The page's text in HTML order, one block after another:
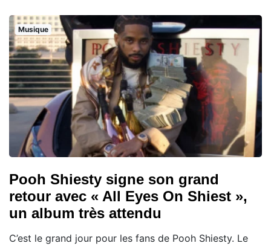
Musique
Pooh Shiesty signe son grand
retour avec « All Eyes On Shiest »,
un album très attendu
C’est le grand jour pour les fans de Pooh Shiesty. Le